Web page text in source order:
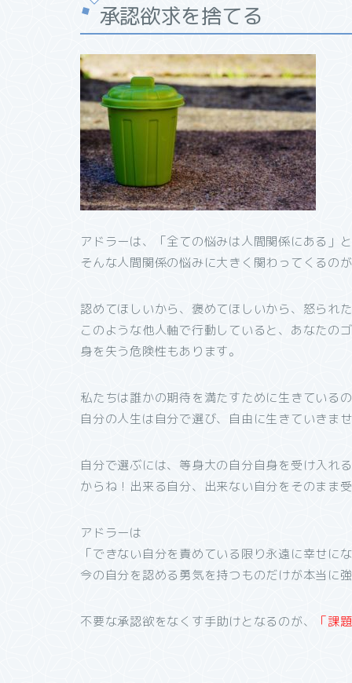
承認欲求を捨てる
アドラーは、「全ての悩みは人間関係にある」
そんな人間関係の悩みに大きく関わってくるの
認めてほしいから、褒めてほしいから、怒られ
このような他人軸で行動していると、あなたの
身を失う危険性もあります。
私たちは誰かの期待を満たすために生きている
自分の人生は自分で選び、自由に生きていきま
自分で選ぶには、等身大の自分自身を受け入れ
からね！出来る自分、出来ない自分をそのまま
アドラーは
「できない自分を責めている限り永遠に幸せに
今の自分を認める勇気を持つものだけが本当に
不要な承認欲をなくす手助けとなるのが、 「課